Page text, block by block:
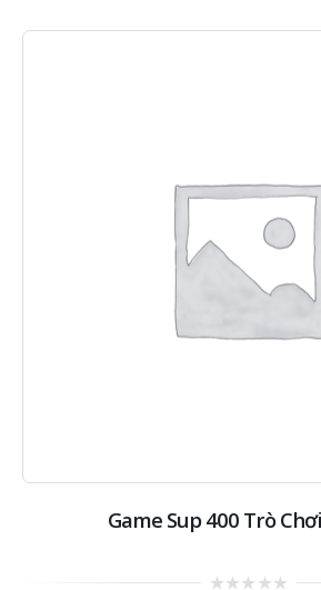
Game Sup 400 Trò